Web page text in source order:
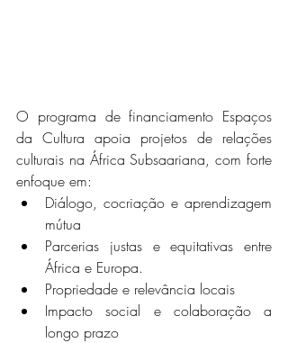
O programa de financiamento Espaços
da Cultura apoia projetos de relações
culturais na África Subsaariana, com forte
enfoque em:
Diálogo, cocriação e aprendizagem
mútua
Parcerias justas e equitativas entre
África e Europa.
Propriedade e relevância locais
Impacto social e colaboração a
longo prazo